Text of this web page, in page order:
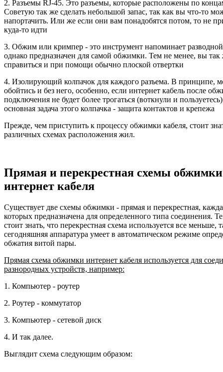
2. Разъемы RJ-45. Это разъемы, которые расположены по
Советую так же сделать небольшой запас, так как вы что-то
напортачить. Или же если они вам понадобятся потом, то не
куда-то идти
3. Обжим или кримпер - это инструмент напоминает
однако предназначен для самой обжимки. Тем не менее, вы
справиться и при помощи обычно плоской отвертки
4. Изолирующий колпачок для каждого разъема. В принципе,
обойтись и без него, особенно, если интернет кабель после
подключения не будет более трогаться (воткнули и
основная задача этого колпачка - защита контактов и крепежа
Прежде, чем приступить к процессу обжимки кабеля, стоит
различных схемах расположения жил.
Прямая и перекрестная схемы обжимки
интернет кабеля
Существует две схемы обжимки - прямая и перекрестная,
которых предназначена для определенного типа соединения.
стоит знать, что перекрестная схема используется все меньше,
сегодняшняя аппаратура умеет в автоматическом режиме
обжатия витой пары.
Прямая схема обжимки интернет кабеля используется для
разнородных устройств, например:
1. Компьютер - роутер
2. Роутер - коммутатор
3. Компьютер - сетевой диск
4. И так далее.
Выглядит схема следующим образом: